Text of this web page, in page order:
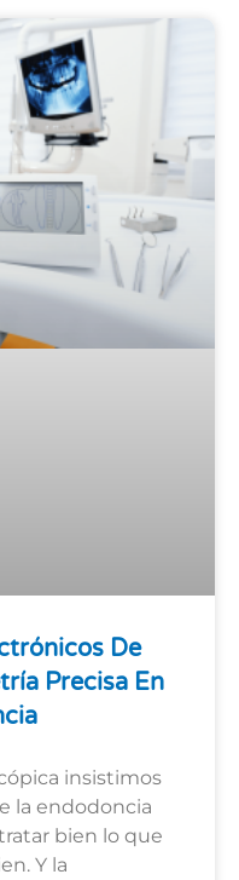
De
Precisa En
insistimos
la endodoncia
bien lo que
Y la